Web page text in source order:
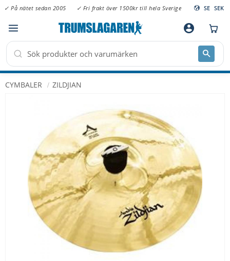
Meny
✓ På nätet sedan 2005 ✓ Fri frakt över 1500kr till hela Sverige SE SEK
account_circle
CYMBALER ZILDJIAN